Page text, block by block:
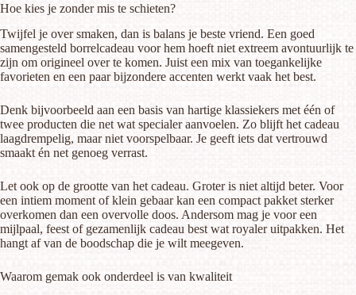
Hoe kies je zonder mis te schieten?
Twijfel je over smaken, dan is balans je beste vriend. Een goed
samengesteld borrelcadeau voor hem hoeft niet extreem avontuurlijk te
zijn om origineel over te komen. Juist een mix van toegankelijke
favorieten en een paar bijzondere accenten werkt vaak het best.
Denk bijvoorbeeld aan een basis van hartige klassiekers met één of
twee producten die net wat specialer aanvoelen. Zo blijft het cadeau
laagdrempelig, maar niet voorspelbaar. Je geeft iets dat vertrouwd
smaakt én net genoeg verrast.
Let ook op de grootte van het cadeau. Groter is niet altijd beter. Voor
een intiem moment of klein gebaar kan een compact pakket sterker
overkomen dan een overvolle doos. Andersom mag je voor een
mijlpaal, feest of gezamenlijk cadeau best wat royaler uitpakken. Het
hangt af van de boodschap die je wilt meegeven.
Waarom gemak ook onderdeel is van kwaliteit